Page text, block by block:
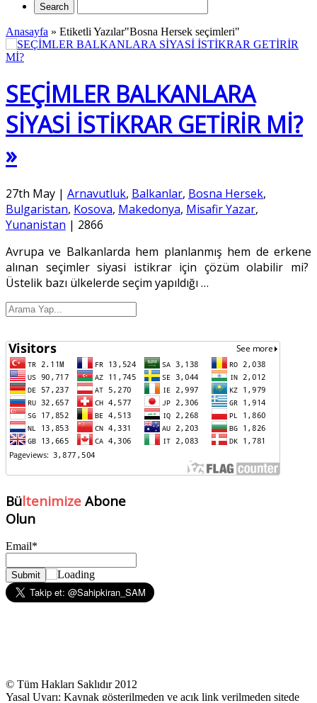
Anasayfa » Etiketli Yazılar"Bosna Hersek seçimleri"
SEÇİMLER BALKANLARA
SİYASİ İSTİKRAR GETİRİR Mİ?
»
27th May | Arnavutluk, Balkanlar, Bosna Hersek,
Bulgaristan, Kosova, Makedonya, Misafir Yazar,
Yunanistan | 2866
Avrupa ve Balkanlarda hem planlanmış hem de erkene
alınan seçimler siyasi istikrar için çözüm olabilir mi?
Üstelik bazı ülkelerde seçim yapıldığı …
Bültenimize Abone
Olun
Email*
© Tüm Hakları Saklıdır 2012
Yasal Uyarı: Kaynak gösterilmeden ve açık link verilmeden sitede